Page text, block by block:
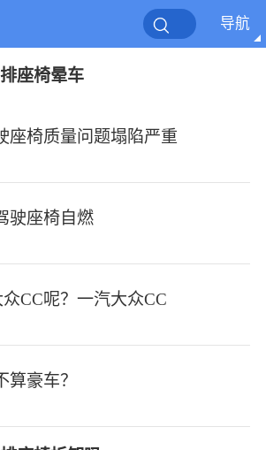
导航
座椅晕车
座椅质量问题塌陷严重
驶座椅自燃
CC呢？一汽大众CC
豪车？